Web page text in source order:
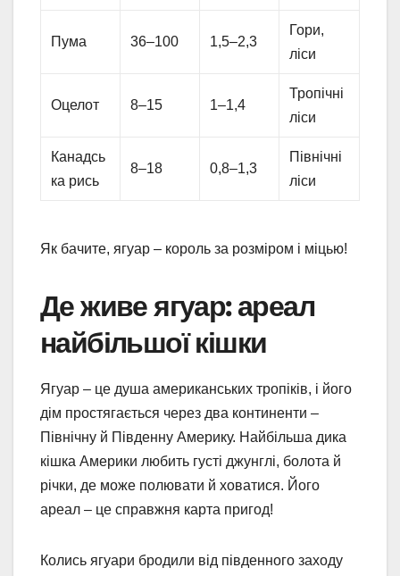
Пума 36–100 1,5–2,3
Гори,
ліси
Оцелот 8–15 1–1,4
Тропічні
ліси
Канадсь
ка рись
8–18 0,8–1,3
Північні
ліси
Як бачите, ягуар – король за розміром і міцью!
Де живе ягуар: ареал
найбільшої кішки
Ягуар – це душа американських тропіків, і його
дім простягається через два континенти –
Північну й Південну Америку. Найбільша дика
кішка Америки любить густі джунглі, болота й
річки, де може полювати й ховатися. Його
ареал – це справжня карта пригод!
Колись ягуари бродили від південного заходу